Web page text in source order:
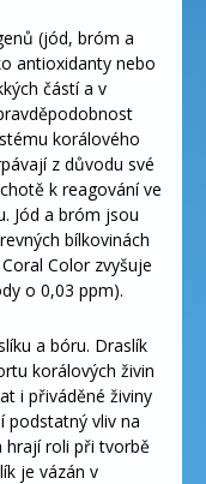
(jód, bróm a
antioxidanty nebo
částí a v
korálového
z důvodu své
k reagování ve
Jód a bróm jsou
bílkovinách
Color zvyšuje
o 0,03 ppm).
a bóru. Draslík
korálových živin
i přiváděné živiny
podstatný vliv na
hrají roli při tvorbě
je vázán v